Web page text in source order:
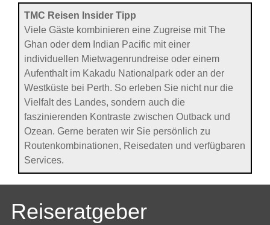
TMC Reisen Insider Tipp
Viele Gäste kombinieren eine Zugreise mit The
Ghan oder dem Indian Pacific mit einer
individuellen Mietwagenrundreise oder einem
Aufenthalt im Kakadu Nationalpark oder an der
Westküste bei Perth. So erleben Sie nicht nur die
Vielfalt des Landes, sondern auch die
faszinierenden Kontraste zwischen Outback und
Ozean. Gerne beraten wir Sie persönlich zu
Routenkombinationen, Reisedaten und verfügbaren
Services.
Reiseratgeber